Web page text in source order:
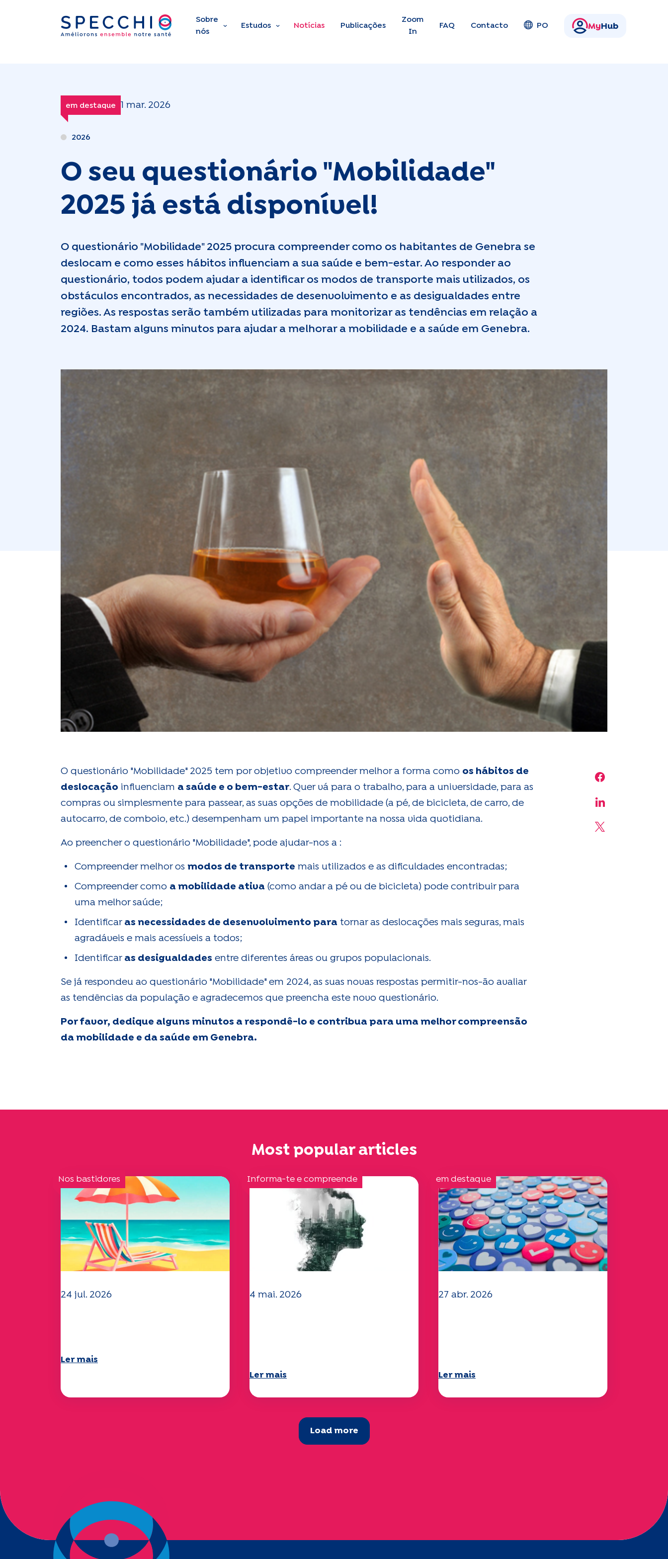
Skip to main content
Sobre
nós
Estudos Notícias Publicações
Zoom
In
FAQ Contacto PO My Hub
em destaque 1 mar. 2026
2026
O seu questionário "Mobilidade"
2025 já está disponível!
O questionário "Mobilidade" 2025 procura compreender como os habitantes de Genebra se
deslocam e como esses hábitos influenciam a sua saúde e bem-estar. Ao responder ao
questionário, todos podem ajudar a identificar os modos de transporte mais utilizados, os
obstáculos encontrados, as necessidades de desenvolvimento e as desigualdades entre
regiões. As respostas serão também utilizadas para monitorizar as tendências em relação a
2024. Bastam alguns minutos para ajudar a melhorar a mobilidade e a saúde em Genebra.
Share on
Share on
Share on X
O questionário "Mobilidade" 2025 tem por objetivo compreender melhor a forma como os hábitos de
deslocação influenciam a saúde e o bem-estar. Quer vá para o trabalho, para a universidade, para as
compras ou simplesmente para passear, as suas opções de mobilidade (a pé, de bicicleta, de carro, de
autocarro, de comboio, etc.) desempenham um papel importante na nossa vida quotidiana.
Ao preencher o questionário "Mobilidade", pode ajudar-nos a :
Compreender melhor os modos de transporte mais utilizados e as dificuldades encontradas;
Compreender como a mobilidade ativa (como andar a pé ou de bicicleta) pode contribuir para
uma melhor saúde;
Identificar as necessidades de desenvolvimento para tornar as deslocações mais seguras, mais
agradáveis e mais acessíveis a todos;
Identificar as desigualdades entre diferentes áreas ou grupos populacionais.
Se já respondeu ao questionário "Mobilidade" em 2024, as suas novas respostas permitir-nos-ão avaliar
as tendências da população e agradecemos que preencha este novo questionário.
Por favor, dedique alguns minutos a respondê-lo e contribua para uma melhor compreensão
da mobilidade e da saúde em Genebra.
Most popular articles
Nos bastidores
24 jul. 2026
Ler mais
Informa-te e compreende
4 mai. 2026
Ler mais
em destaque
27 abr. 2026
Ler mais
Load more